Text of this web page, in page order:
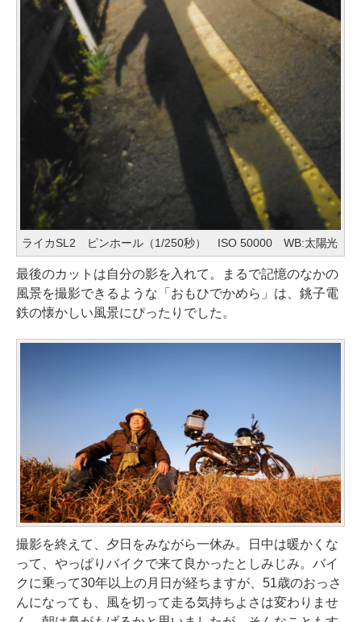
ライカSL2 ピンホール（1/250秒） ISO 50000 WB:太陽光
最後のカットは自分の影を入れて。まるで記憶のなかの
風景を撮影できるような「おもひでかめら」は、銚子電
鉄の懐かしい風景にぴったりでした。
撮影を終えて、夕日をみながら一休み。日中は暖かくな
って、やっぱりバイクで来て良かったとしみじみ。バイ
クに乗って30年以上の月日が経ちますが、51歳のおっさ
んになっても、風を切って走る気持ちよさは変わりませ